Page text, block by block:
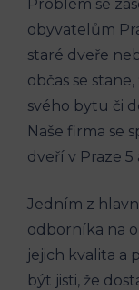
Problém se
obyvatelům
staré dveře
občas se
svého bytu či
Naše firma se
dveří v Praze
Jedním z
odborníka na
jejich kvalita a
být jisti, že